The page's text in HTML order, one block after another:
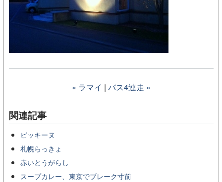
« ラマイ | バス4連走 »
関連記事
ピッキーヌ
札幌らっきょ
赤いとうがらし
スープカレー、東京でブレーク寸前